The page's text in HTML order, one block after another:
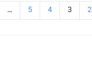
2
3
4
5
…